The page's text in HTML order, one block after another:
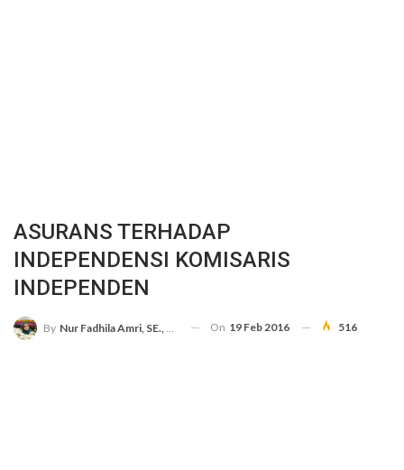
ASURANS TERHADAP
INDEPENDENSI KOMISARIS
INDEPENDEN
By Nur Fadhila Amri, SE., Ak., M.Si On 19 Feb 2016 516